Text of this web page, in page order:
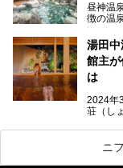
昼神温
徴の温
昼神温
きを楽
りの場
この記
帰り温
クセス
湯田
館主が
は
2024年
荘（し
ライベ
道向か
「湯田
ニ